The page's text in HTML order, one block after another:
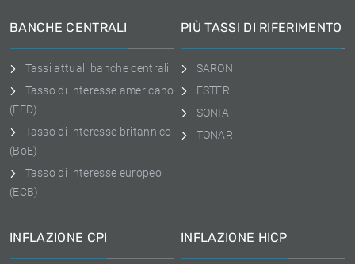
BANCHE CENTRALI
Tassi attuali banche centrali
Tasso di interesse americano
(FED)
Tasso di interesse britannico
(BoE)
Tasso di interesse europeo
(ECB)
PIÙ TASSI DI RIFERIMENTO
SARON
ESTER
SONIA
TONAR
INFLAZIONE CPI INFLAZIONE HICP